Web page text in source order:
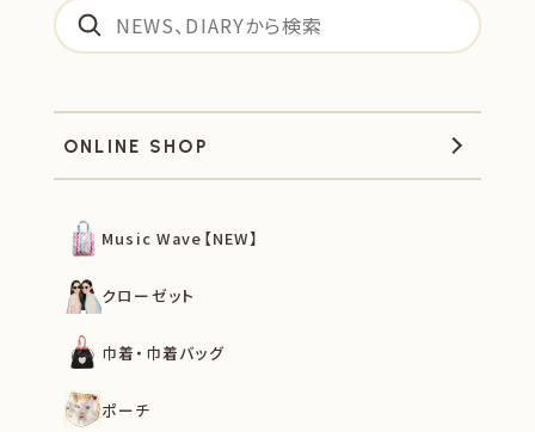
ONLINE SHOP
Music Wave【NEW】
クローゼット
巾着・巾着バッグ
ポーチ